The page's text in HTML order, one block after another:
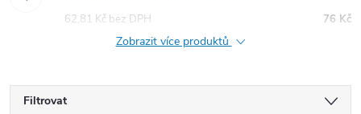
76 Kč
62,81 Kč bez DPH
Zobrazit více produktů
Filtrovat